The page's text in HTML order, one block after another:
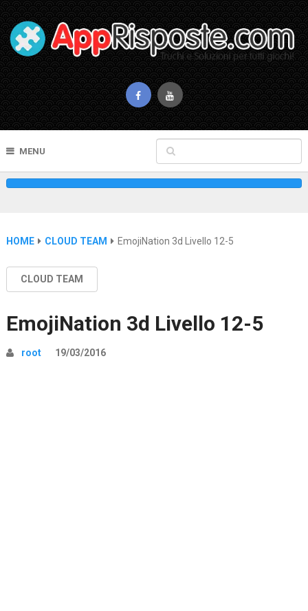
MENU
HOME CLOUD TEAM EmojiNation 3d Livello 12-5
CLOUD TEAM
EmojiNation 3d Livello 12-5
root 19/03/2016